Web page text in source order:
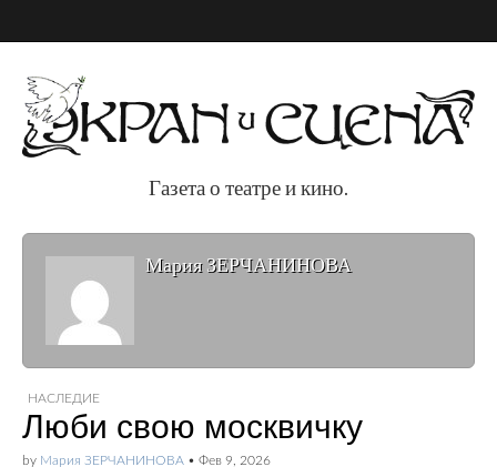
Газета о театре и
кино.
Газета о театре и кино.
Мария ЗЕРЧАНИНОВА
НАСЛЕДИЕ
Люби свою москвичку
by Мария ЗЕРЧАНИНОВА • Фев 9, 2026